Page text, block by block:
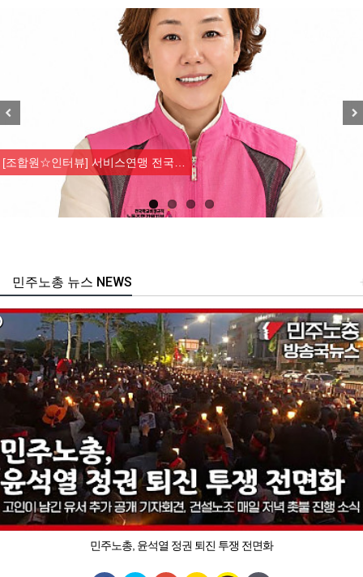
[조합원☆인터뷰] 서비스연맹 전국…
주노총 뉴스 NEWS
민주노총, 윤석열 정권 퇴진 투쟁 전면화